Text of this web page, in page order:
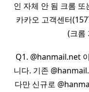
인 자체 안 됨 크롬
카카오 고객센터
(크롬
Q1. @hanmail.net
니다. 기존
다만 신규로